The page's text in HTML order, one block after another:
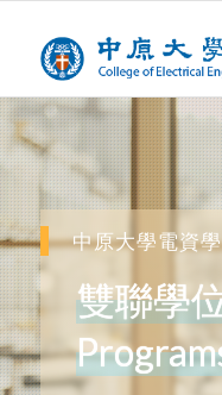
中原大學電資
雙聯學